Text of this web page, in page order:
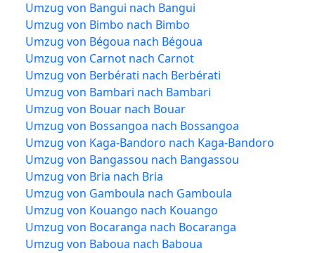
Umzug von Bangui nach Bangui
Umzug von Bimbo nach Bimbo
Umzug von Bégoua nach Bégoua
Umzug von Carnot nach Carnot
Umzug von Berbérati nach Berbérati
Umzug von Bambari nach Bambari
Umzug von Bouar nach Bouar
Umzug von Bossangoa nach Bossangoa
Umzug von Kaga-Bandoro nach Kaga-Bandoro
Umzug von Bangassou nach Bangassou
Umzug von Bria nach Bria
Umzug von Gamboula nach Gamboula
Umzug von Kouango nach Kouango
Umzug von Bocaranga nach Bocaranga
Umzug von Baboua nach Baboua